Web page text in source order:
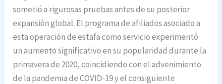
sometió a rigurosas pruebas antes de su posterior
expansión global. El programa de afiliados asociado a
esta operación de estafa como servicio experimentó
un aumento significativo en su popularidad durante la
primavera de 2020, coincidiendo con el advenimiento
de la pandemia de COVID-19 y el consiguiente